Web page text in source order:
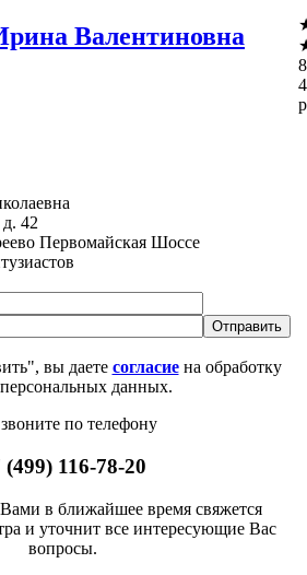
Валентиновна
42
Первомайская Шоссе
вы даете согласиена обработку
данных.
по телефону
(499) 116-78-20
в ближайшее время свяжется
и уточнит все интересующие Вас
вопросы.